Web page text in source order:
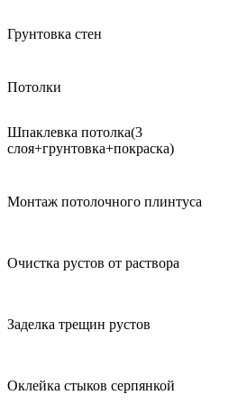
Грунтовка стен
Потолки
Шпаклевка потолка(3
слоя+грунтовка+покраска)
Монтаж потолочного плинтуса
Очистка рустов от раствора
Заделка трещин рустов
Оклейка стыков серпянкой